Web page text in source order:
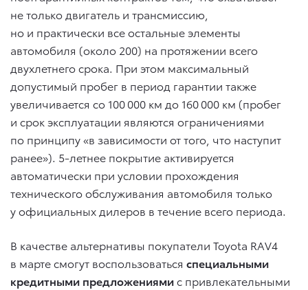
не только двигатель и трансмиссию,
но и практически все остальные элементы
автомобиля (около 200) на протяжении всего
двухлетнего срока. При этом максимальный
допустимый пробег в период гарантии также
увеличивается со 100 000 км до 160 000 км (пробег
и срок эксплуатации являются ограничениями
по принципу «в зависимости от того, что наступит
ранее»). 5-летнее покрытие активируется
автоматически при условии прохождения
технического обслуживания автомобиля только
у официальных дилеров в течение всего периода.
В качестве альтернативы покупатели Toyota RAV4
в марте смогут воспользоваться специальными
кредитными предложениямис привлекательными